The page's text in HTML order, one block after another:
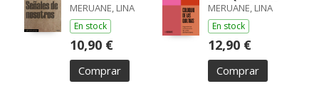
MERUANE, LINA
En stock
10,90 €
Comprar
MERUANE, LINA
En stock
12,90 €
Comprar